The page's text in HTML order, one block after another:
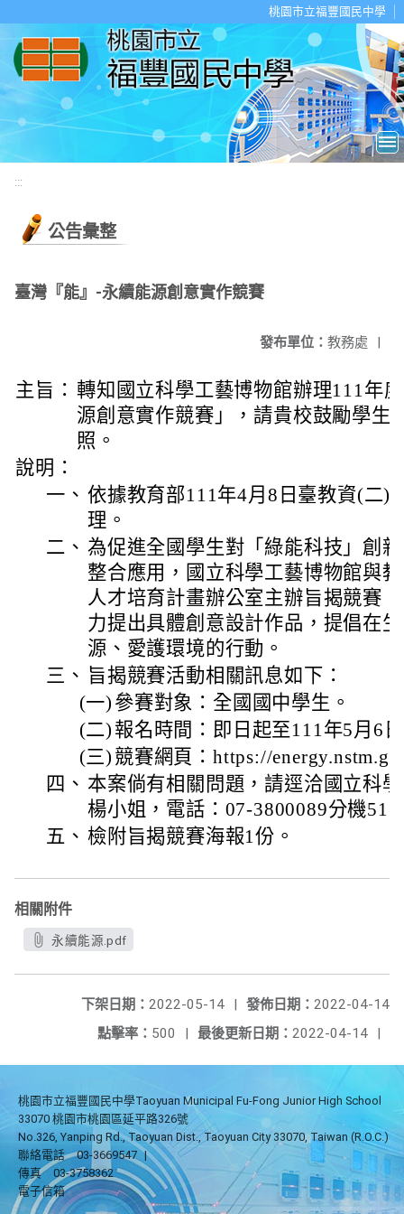
桃園市立福豐國民中學
:::
公告彙整
臺灣『能』-永續能源創意實作競賽
發布單位： 教務處 |
主旨： 轉知國立科學工藝博物館辦理111年
源創意實作競賽」，請貴校鼓勵學生
照。
說明：
一、 依據教育部111年4月8日臺教資(二)
理。
二、 為促進全國學生對「綠能科技」創
整合應用，國立科學工藝博物館與
人才培育計畫辦公室主辦旨揭競賽
力提出具體創意設計作品，提倡在
源、愛護環境的行動。
三、 旨揭競賽活動相關訊息如下：
(一) 參賽對象：全國國中學生。
(二) 報名時間：即日起至111年5月6
(三) 競賽網頁：https://
四、 本案倘有相關問題，請逕洽國立科
楊小姐，電話：07-3800089分機
五、 檢附旨揭競賽海報1份。
相關附件
永續能源.pdf
發佈日期： 2022-04-14
下架日期： 2022-05-14
|
最後更新日期： 2022-04-14 |
點擊率： 500 |
桃園市立福豐國民中學Taoyuan Municipal Fu-Fong Junior High School
33070 桃園市桃園區延平路326號
No.326, Yanping Rd., Taoyuan Dist., Taoyuan City 33070, Taiwan (R.O.C.)
聯絡電話
03-3669547 |
傳真
03-3758362
電子信箱